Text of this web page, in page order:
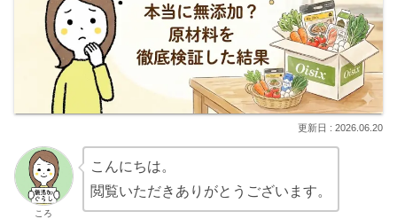
2026.06.20
ころ
こんにちは。
閲覧いただきありがとうございます。